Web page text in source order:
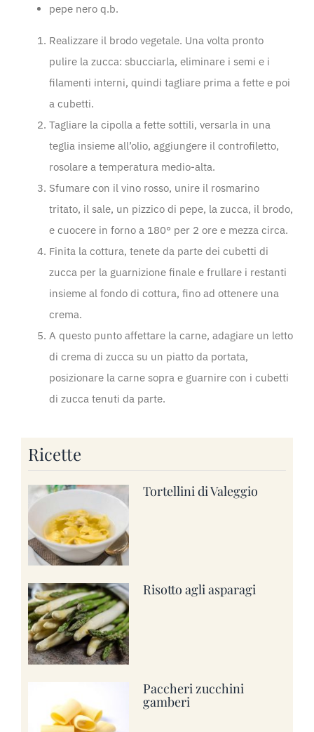
pepe nero q.b.
Realizzare il brodo vegetale. Una volta pronto
pulire la zucca: sbucciarla, eliminare i semi e i
filamenti interni, quindi tagliare prima a fette e poi
a cubetti.
Tagliare la cipolla a fette sottili, versarla in una
teglia insieme all’olio, aggiungere il controfiletto,
rosolare a temperatura medio-alta.
Sfumare con il vino rosso, unire il rosmarino
tritato, il sale, un pizzico di pepe, la zucca, il brodo,
e cuocere in forno a 180° per 2 ore e mezza circa.
Finita la cottura, tenete da parte dei cubetti di
zucca per la guarnizione finale e frullare i restanti
insieme al fondo di cottura, fino ad ottenere una
crema.
A questo punto affettare la carne, adagiare un letto
di crema di zucca su un piatto da portata,
posizionare la carne sopra e guarnire con i cubetti
di zucca tenuti da parte.
Ricette
Tortellini di Valeggio
Risotto agli asparagi
Paccheri zucchini
gamberi